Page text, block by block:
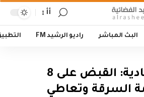
أأ
البث المباشر راديو الرشيد FM
الشرطة الاتحادية: القبض على 8
السرقة وتعاطي